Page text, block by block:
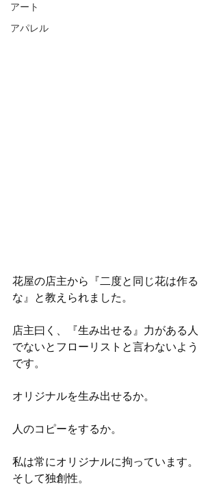
アート
アパレル
花屋の店主から『二度と同じ花は作る
な』と教えられました。
店主曰く、『生み出せる』力がある人
でないとフローリストと言わないよう
です。
オリジナルを生み出せるか。
人のコピーをするか。
私は常にオリジナルに拘っています。
そして独創性。